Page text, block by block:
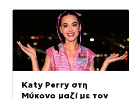
Katy Perry στη
Μύκονο μαζί με τον